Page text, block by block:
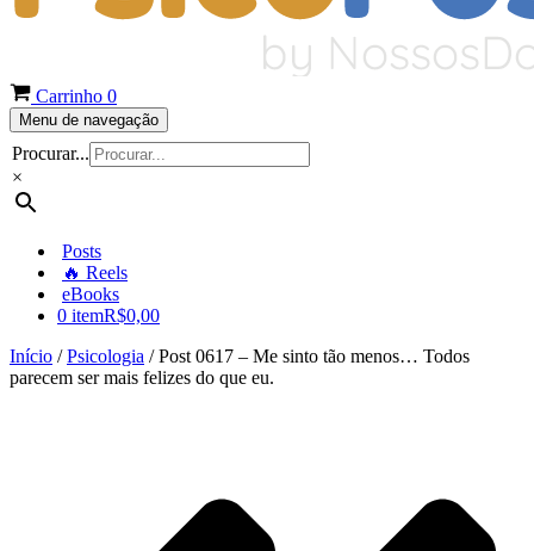
Carrinho 0
Menu de navegação
Procurar...
×
Posts
🔥 Reels
eBooks
0 itemR$0,00
Início /Psicologia / Post 0617 – Me sinto tão menos… Todos
parecem ser mais felizes do que eu.